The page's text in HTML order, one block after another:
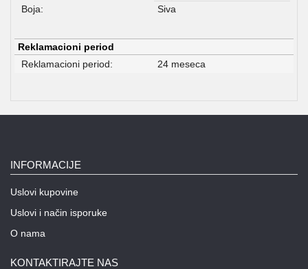
Boja:
Siva
Reklamacioni period
Reklamacioni period:
24 meseca
INFORMACIJE
Uslovi kupovine
Uslovi i način isporuke
O nama
KONTAKTIRAJTE NAS